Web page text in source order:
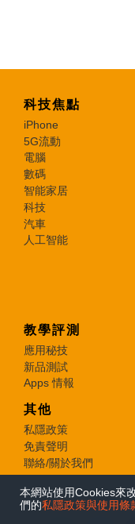
本網站使用Cookies來
們的私隱政策與使用條
科技焦點
iPhone
5G流動
電腦
數碼
智能家居
科技
汽車
人工智能
教學評測
應用秘技
新品測試
Apps 情報
其他
私隱政策
免責聲明
聯絡/關於我們
© 2026 e-zone. All